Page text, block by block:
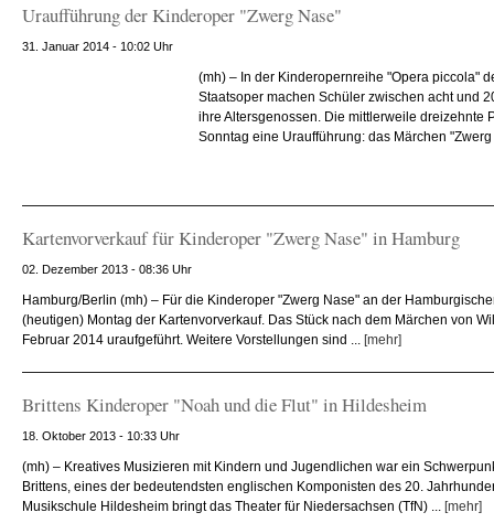
Uraufführung der Kinderoper "Zwerg Nase"
31. Januar 2014 - 10:02 Uhr
(mh) – In der Kinderopernreihe "Opera piccola"
Staatsoper machen Schüler zwischen acht und
ihre Altersgenossen. Die mittlerweile dreizehnte
Sonntag eine Uraufführung: das Märchen
Kartenvorverkauf für Kinderoper "Zwerg Nase" in Hamburg
02. Dezember 2013 - 08:36 Uhr
Hamburg/Berlin (mh) – Für die Kinderoper "Zwerg Nase" an der
(heutigen) Montag der Kartenvorverkauf. Das Stück nach dem Märchen von
Februar 2014 uraufgeführt. Weitere Vorstellungen sind ... [mehr]
Brittens Kinderoper "Noah und die Flut" in Hildesheim
18. Oktober 2013 - 10:33 Uhr
(mh) – Kreatives Musizieren mit Kindern und Jugendlichen war ein
Brittens, eines der bedeutendsten englischen Komponisten des 20.
Musikschule Hildesheim bringt das Theater für Niedersachsen (TfN) ... [mehr]